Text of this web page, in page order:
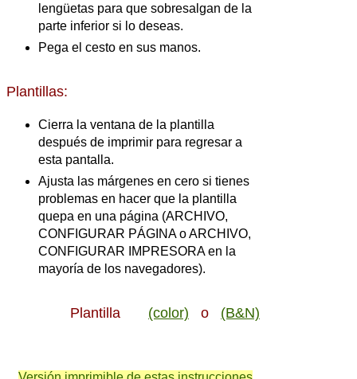
lengüetas para que sobresalgan de la
parte inferior si lo deseas.
Pega el cesto en sus manos.
Plantillas:
Cierra la ventana de la plantilla
después de imprimir para regresar a
esta pantalla.
Ajusta las márgenes en cero si tienes
problemas en hacer que la plantilla
quepa en una página (ARCHIVO,
CONFIGURAR PÁGINA o ARCHIVO,
CONFIGURAR IMPRESORA en la
mayoría de los navegadores).
Plantilla (color) o (B&N)